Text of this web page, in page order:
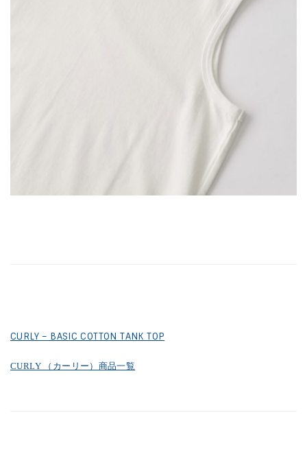
CURLY – BASIC COTTON TANK TOP
CURLY （カーリー）商品一覧